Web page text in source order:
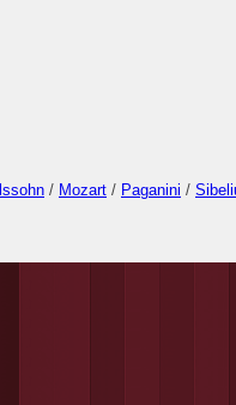
/ Mozart / Paganini /